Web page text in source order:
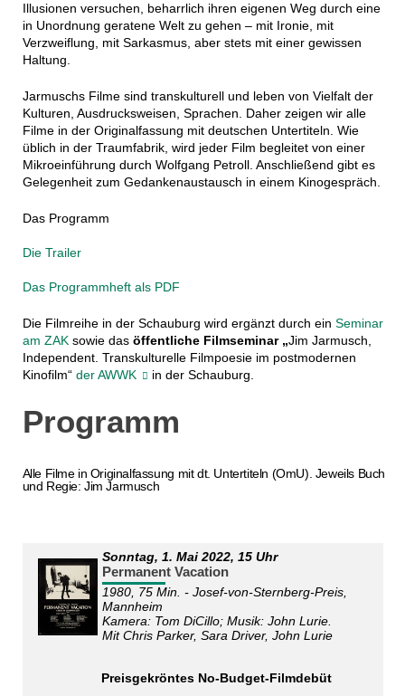
Illusionen versuchen, beharrlich ihren eigenen Weg durch eine
in Unordnung geratene Welt zu gehen – mit Ironie, mit
Verzweiflung, mit Sarkasmus, aber stets mit einer gewissen
Haltung.
Jarmuschs Filmesind transkulturell und leben von Vielfalt der
Kulturen, Ausdrucksweisen, Sprachen. Daher zeigen wir alle
Filme in der Originalfassung mit deutschen Untertiteln. Wie
üblich in der Traumfabrik, wird jeder Film begleitet von einer
Mikroeinführung durch Wolfgang Petroll. Anschließend gibt es
Gelegenheit zum Gedankenaustausch in einem Kinogespräch.
Das Programm
Die Trailer
Das Programmheft als PDF
Die Filmreihe in der Schauburg wird ergänzt durch ein Seminar
am ZAKsowie das öffentliche Filmseminar „Jim Jarmusch,
Independent. Transkulturelle Filmpoesie im postmodernen
Kinofilm“ der AWWK in der Schauburg.
Programm
Alle Filme in Originalfassung mit dt. Untertiteln (OmU). Jeweils Buch
und Regie: Jim Jarmusch
Sonntag, 1. Mai 2022, 15 Uhr
Permanent Vacation
1980, 75 Min. - Josef-von-Sternberg-Preis,
Mannheim
Kamera: Tom DiCillo; Musik: John Lurie.
Mit Chris Parker, Sara Driver, John Lurie
Preisgekröntes No-Budget-Filmdebüt